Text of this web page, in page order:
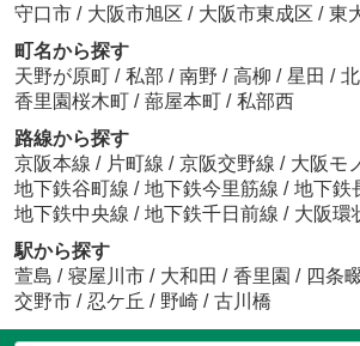
守口市 / 大阪市旭区 / 大阪市東成区 / 東
町名から探す
天野が原町 / 私部 / 南野 / 高柳 / 星田 /
香里園桜木町 / 蔀屋本町 / 私部西
路線から探す
京阪本線 / 片町線 / 京阪交野線 / 大阪モ
地下鉄谷町線 / 地下鉄今里筋線 / 地下鉄
地下鉄中央線 / 地下鉄千日前線 / 大阪環
駅から探す
萱島 / 寝屋川市 / 大和田 / 香里園 / 四条
交野市 / 忍ケ丘 / 野崎 / 古川橋